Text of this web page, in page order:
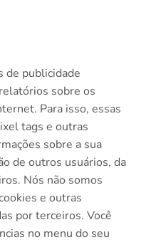
de publicidade
sobre os
Para isso, essas
tags e outras
sobre a sua
de outros usuários, da
Nós não somos
e outras
por terceiros. Você
no menu do seu